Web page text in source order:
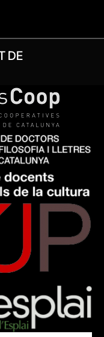
DE